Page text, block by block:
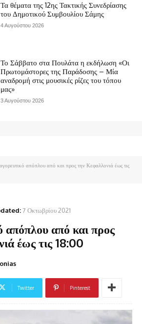
Τα θέματα της 12ης Τακτικής Συνεδρίασης
του Δημοτικού Συμβουλίου Σάμης
4 Αυγούστου 2026
Το Σάββατο στα Πουλάτα η εκδήλωση «Οι
Πρωτομάστορες της Παράδοσης – Μία
αναδρομή στις μουσικές ρίζες του τόπου
μας»
3 Αυγούστου 2026